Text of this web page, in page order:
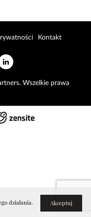
działania.
Akceptuj
Wszelkie prawa
Kontakt